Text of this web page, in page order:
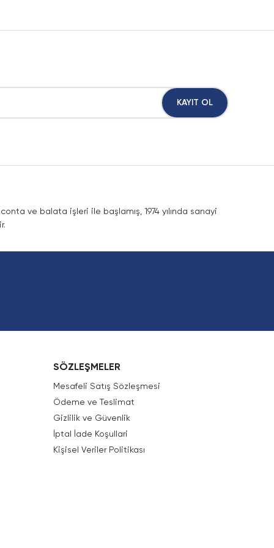
KAYIT OL
ve balata işleri ile başlamış, 1974 yılında sanayi
SÖZLEŞMELER
Mesafeli Satış Sözleşmesi
Ödeme ve Teslimat
Gizlilik ve Güvenlik
İptal İade Koşullari
Kişisel Veriler Politikası